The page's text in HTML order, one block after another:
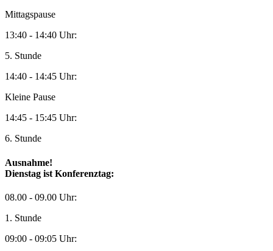
Mittagspause
13:40 - 14:40 Uhr:
5. Stunde
14:40 - 14:45 Uhr:
Kleine Pause
14:45 - 15:45 Uhr:
6. Stunde
Ausnahme!
Dienstag ist Konferenztag:
08.00 - 09.00 Uhr:
1. Stunde
09:00 - 09:05 Uhr: